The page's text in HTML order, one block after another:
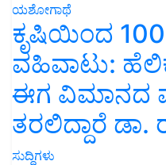
ಯಶೋಗಾಥೆ
ಕೃಷಿಯಿಂದ
ವಹಿವಾಟು:
ಈಗ ವಿಮಾನದ
ತರಲಿದ್ದಾರೆ ಡಾ.
ಸುದ್ದಿಗಳು